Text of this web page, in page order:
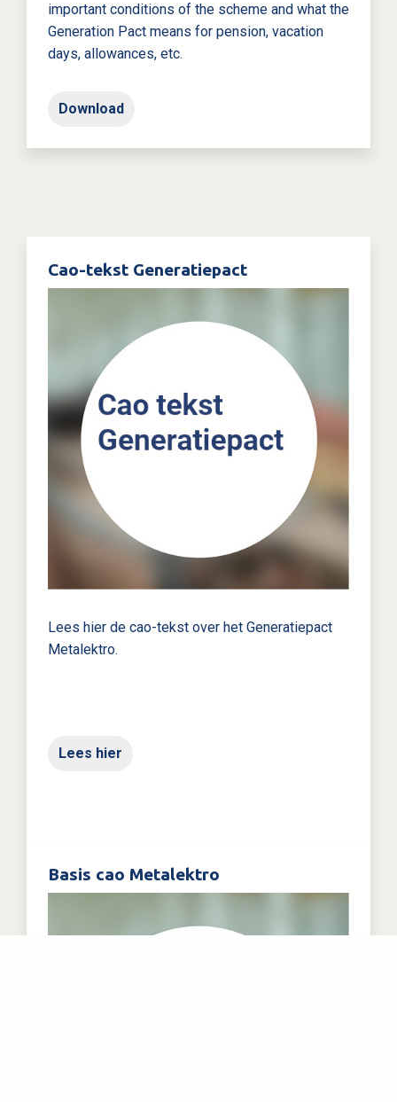
important conditions of the scheme and what the
Generation Pact means for pension, vacation
days, allowances, etc.
Download
Cao-tekst Generatiepact
Lees hier de cao-tekst over het Generatiepact
Metalektro.
Lees hier
Basis cao Metalektro